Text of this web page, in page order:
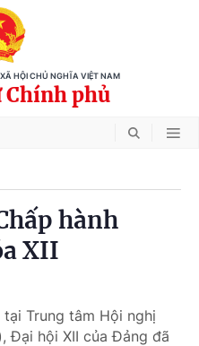
HỘI CHỦ NGHĨA VIỆT NAM
Chính phủ
hành
XII
Trung tâm Hội nghị
Đại hội XII của Đảng đã